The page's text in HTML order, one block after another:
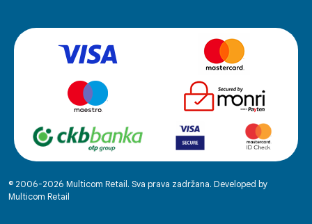
© 2006-2026 Multicom Retail. Sva prava zadržana. Developed by
Multicom Retail